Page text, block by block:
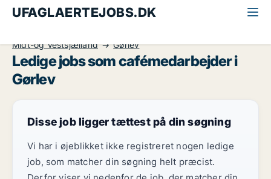
UFAGLAERTEJOBS.DK
Midt-og Vestsjælland
Gørlev
Ledige jobs som cafémedarbejder i
Gørlev
Disse job ligger tættest på din søgning
Vi har i øjeblikket ikke registreret nogen ledige
job, som matcher din søgning helt præcist.